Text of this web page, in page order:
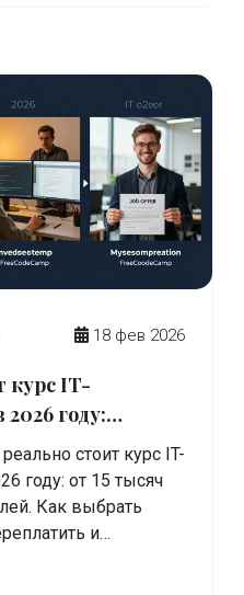
18 фев 2026
курс IT-
году:
и что влияет на
стоит курс IT-
году: от 15 тысяч
Как выбрать
и
советы, как начать